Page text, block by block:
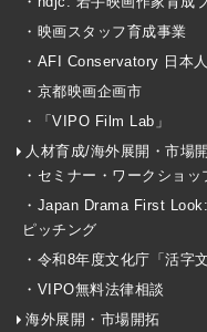
・映画スタッフ育成事業
・AFI Conservatory 日本
・京都映画企画市
・「VIPO Film Lab」
人材育成/海外展開・市場
・セミナー・ワークショッ
・Japan Drama First
ピッチング
・令和8年度文化庁「活字
・VIPO無料法律相談
海外展開・市場開拓